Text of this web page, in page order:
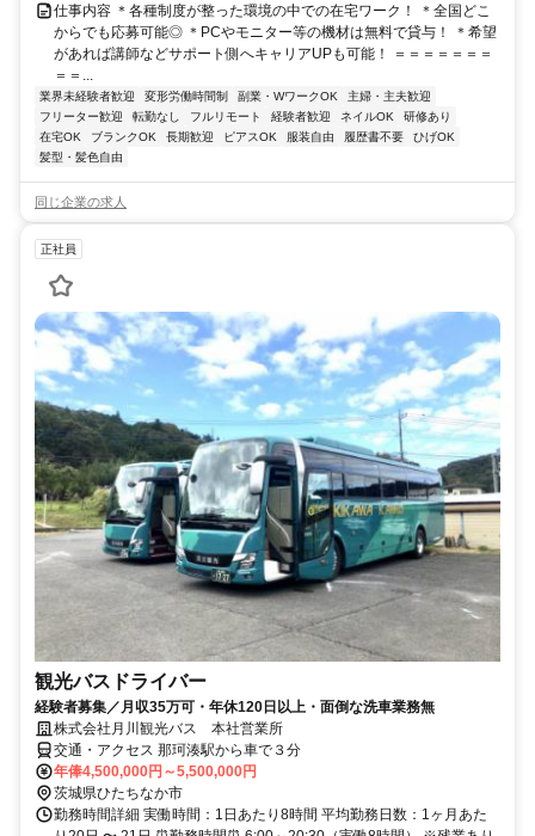
仕事内容 ＊各種制度が整った環境の中での在宅ワーク！ ＊全国どこ
からでも応募可能◎ ＊PCやモニター等の機材は無料で貸与！ ＊希望
があれば講師などサポート側へキャリアUPも可能！ ＝＝＝＝＝＝＝
＝＝...
業界未経験者歓迎 変形労働時間制 副業・WワークOK
主婦・主夫歓迎
フリーター歓迎
転勤なし フルリモート 経験者歓迎 ネイルOK
研修あり
在宅OK
ブランクOK 長期歓迎 ピアスOK 服装自由 履歴書不要
ひげOK
髪型・髪色自由
同じ企業の求人
正社員
観光バスドライバー
経験者募集／月収35万可・年休120日以上・面倒な洗車業務無
株式会社月川観光バス 本社営業所
交通・アクセス 那珂湊駅から車で３分
年俸4,500,000円～5,500,000円
茨城県ひたちなか市
勤務時間詳細 実働時間：1日あたり8時間 平均勤務日数：1ヶ月あた